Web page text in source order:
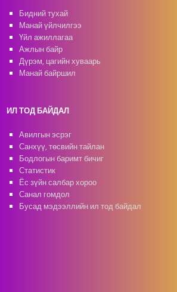
Бидний тухай
Манай үйлчилгээ
Үйл ажиллагаа
Ажлын байр
Дүрэм, цагийн хуваарь
Манай байршил
ИЛ ТОД БАЙДАЛ
Авилгын эсрэг
Санхүү, төсвийн тайлан
Бодлогын баримт бичиг
Статистик
Ёс зүйн салбар хороо
Санал гомдол
Бусад мэдээллийн ил тод байдал